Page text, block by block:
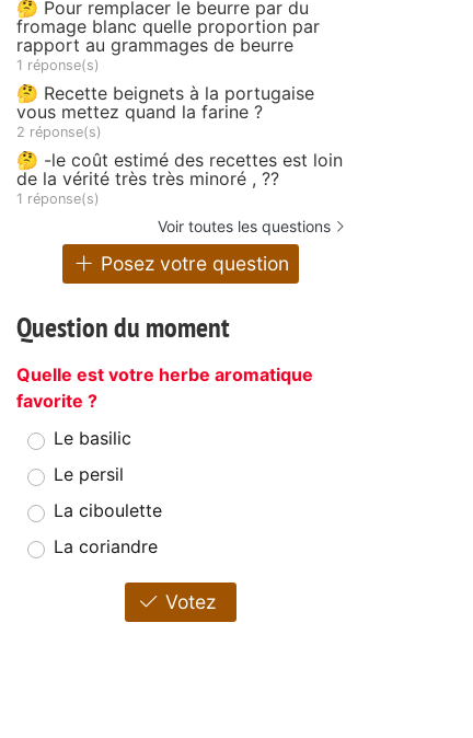
🤔 Pour remplacer le beurre par du
fromage blanc quelle proportion par
rapport au grammages de beurre
1 réponse(s)
🤔 Recette beignets à la portugaise
vous mettez quand la farine ?
2 réponse(s)
🤔 -le coût estimé des recettes est loin
de la vérité très très minoré , ??
1 réponse(s)
Voir toutes les questions
Posez votre question
Question du moment
Quelle est votre herbe aromatique
favorite ?
Le basilic
Le persil
La ciboulette
La coriandre
Votez